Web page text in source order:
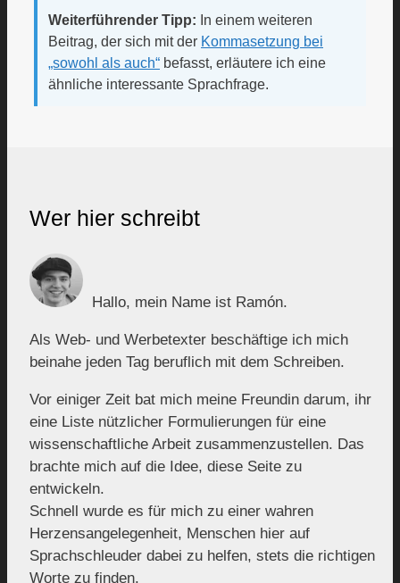
Weiterführender Tipp: In einem weiteren
Beitrag, der sich mit der Kommasetzung bei
„sowohl als auch“ befasst, erläutere ich eine
ähnliche interessante Sprachfrage.
Wer hier schreibt
Hallo, mein Name ist Ramón.
Als Web- und Werbetexter beschäftige ich mich
beinahe jeden Tag beruflich mit dem Schreiben.
Vor einiger Zeit bat mich meine Freundin darum, ihr
eine Liste nützlicher Formulierungen für eine
wissenschaftliche Arbeit zusammenzustellen. Das
brachte mich auf die Idee, diese Seite zu
entwickeln.
Schnell wurde es für mich zu einer wahren
Herzensangelegenheit, Menschen hier auf
Sprachschleuder dabei zu helfen, stets die richtigen
Worte zu finden.